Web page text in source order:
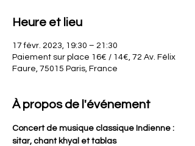
Heure et lieu
17 févr. 2023, 19:30 – 21:30
Paiement sur place 16€ / 14€, 72 Av. Félix
Faure, 75015 Paris, France
À propos de l'événement
Concert de musique classique Indienne :
sitar, chant khyal et tablas